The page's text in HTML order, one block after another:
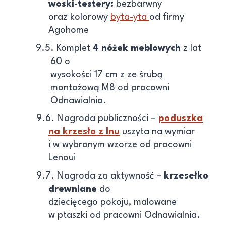
woski-testery: bezbarwny
oraz kolorowy byta-yta od firmy
Agohome
9.5. Komplet 4 nóżek meblowych z lat
60 o
wysokości 17 cm z ze śrubą
montażową M8 od pracowni
Odnawialnia.
9.6. Nagroda publiczności – poduszka
na krzesło z lnu uszyta na wymiar
i w wybranym wzorze od pracowni
Lenoui
9.7. Nagroda za aktywność – krzesełko
drewniane do
dziecięcego pokoju, malowane
w ptaszki od pracowni Odnawialnia.